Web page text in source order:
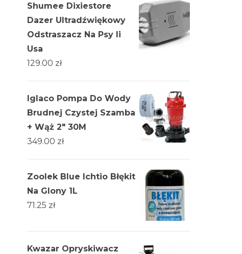
Shumee Dixiestore
Dazer Ultradźwiękowy
Odstraszacz Na Psy Ii
Usa
129.00 zł
Iglaco Pompa Do Wody
Brudnej Czystej Szamba
+ Wąż 2" 30M
349.00 zł
Zoolek Blue Ichtio Błękit
Na Glony 1L
71.25 zł
Kwazar Opryskiwacz